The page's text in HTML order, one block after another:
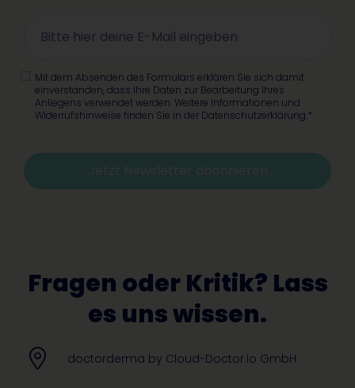
Mit dem Absenden des Formulars erklären Sie sich damit
einverstanden, dass Ihre Daten zur Bearbeitung Ihres
Anliegens verwendet werden. Weitere Informationen und
Widerrufshinweise finden Sie in der Datenschutzerklärung.*
Jetzt Newsletter abonnieren
Fragen oder Kritik? Lass
es uns wissen.
doctorderma by Cloud-Doctor.io GmbH